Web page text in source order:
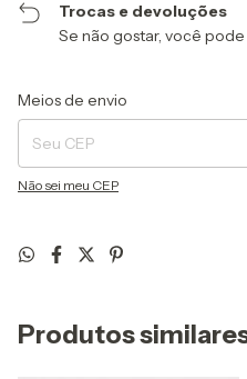
Trocas e devoluções
Se não gostar, você
Entregas para o CEP:
Meios de envio
Não sei meu CEP
Produtos